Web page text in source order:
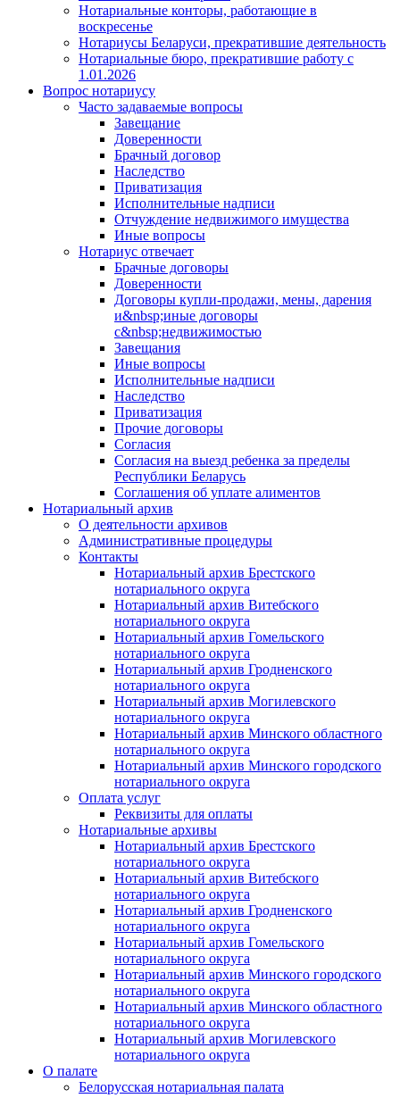
Нотариальные конторы, работающие в
воскресенье
Нотариусы Беларуси, прекратившие деятельность
Нотариальные бюро, прекратившие работу с
1.01.2026
Вопрос нотариусу
Часто задаваемые вопросы
Завещание
Доверенности
Брачный договор
Наследство
Приватизация
Исполнительные надписи
Отчуждение недвижимого имущества
Иные вопросы
Нотариус отвечает
Брачные договоры
Доверенности
Договоры купли-продажи, мены, дарения
и&nbsp;иные договоры
с&nbsp;недвижимостью
Завещания
Иные вопросы
Исполнительные надписи
Наследство
Приватизация
Прочие договоры
Согласия
Согласия на выезд ребенка за пределы
Республики Беларусь
Соглашения об уплате алиментов
Нотариальный архив
О деятельности архивов
Административные процедуры
Контакты
Нотариальный архив Брестского
нотариального округа
Нотариальный архив Витебского
нотариального округа
Нотариальный архив Гомельского
нотариального округа
Нотариальный архив Гродненского
нотариального округа
Нотариальный архив Могилевского
нотариального округа
Нотариальный архив Минского областного
нотариального округа
Нотариальный архив Минского городского
нотариального округа
Оплата услуг
Реквизиты для оплаты
Нотариальные архивы
Нотариальный архив Брестского
нотариального округа
Нотариальный архив Витебского
нотариального округа
Нотариальный архив Гродненского
нотариального округа
Нотариальный архив Гомельского
нотариального округа
Нотариальный архив Минского городского
нотариального округа
Нотариальный архив Минского областного
нотариального округа
Нотариальный архив Могилевского
нотариального округа
О палате
Белорусская нотариальная палата